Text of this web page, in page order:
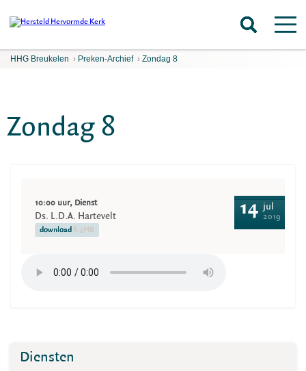
HHG Breukelen › Preken-Archief › Zondag 8
Zondag 8
10:00 uur, Dienst
Ds. L.D.A. Hartevelt
download 8.2MB
14 jul
2019
Diensten